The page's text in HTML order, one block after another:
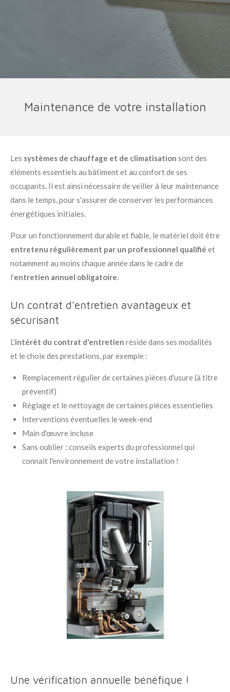
Maintenance de votre installation
Les systèmes de chauffage et de climatisation sont des
éléments essentiels au bâtiment et au confort de ses
occupants. Il est ainsi nécessaire de veiller à leur maintenance
dans le temps, pour s'assurer de conserver les performances
énergétiques initiales.
Pour un fonctionnement durable et fiable, le matériel doit être
entretenu régulièrement par un professionnel qualifié et
notamment au moins chaque année dans le cadre de
l'entretien annuel obligatoire.
Un contrat d'entretien avantageux et
sécurisant
L'intérêt du contrat d'entretien réside dans ses modalités
et le choix des prestations, par exemple :
Remplacement régulier de certaines pièces d'usure (à titre
préventif)
Réglage et le nettoyage de certaines pièces essentielles
Interventions éventuelles le week-end
Main d'œuvre incluse
Sans oublier : conseils experts du professionnel qui
connait l'environnement de votre installation !
Une vérification annuelle bénéfique !